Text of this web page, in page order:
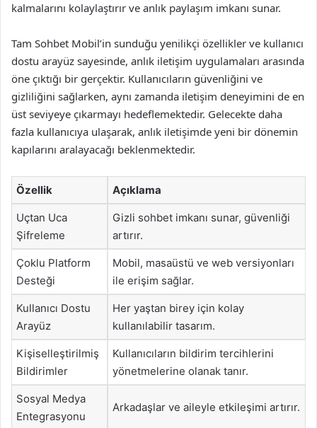
kalmalarını kolaylaştırır ve anlık paylaşım imkanı sunar.
Tam Sohbet Mobil’in sunduğu yenilikçi özellikler ve kullanıcı
dostu arayüz sayesinde, anlık iletişim uygulamaları arasında
öne çıktığı bir gerçektir. Kullanıcıların güvenliğini ve
gizliliğini sağlarken, aynı zamanda iletişim deneyimini de en
üst seviyeye çıkarmayı hedeflemektedir. Gelecekte daha
fazla kullanıcıya ulaşarak, anlık iletişimde yeni bir dönemin
kapılarını aralayacağı beklenmektedir.
Özellik Açıklama
Uçtan Uca
Şifreleme
Gizli sohbet imkanı sunar, güvenliği
artırır.
Çoklu Platform
Desteği
Mobil, masaüstü ve web versiyonları
ile erişim sağlar.
Kullanıcı Dostu
Arayüz
Her yaştan birey için kolay
kullanılabilir tasarım.
Kişiselleştirilmiş
Bildirimler
Kullanıcıların bildirim tercihlerini
yönetmelerine olanak tanır.
Sosyal Medya
Entegrasyonu
Arkadaşlar ve aileyle etkileşimi artırır.